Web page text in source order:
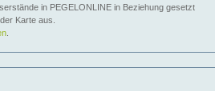
in PEGELONLINE in Beziehung gesetzt
der Karte aus.